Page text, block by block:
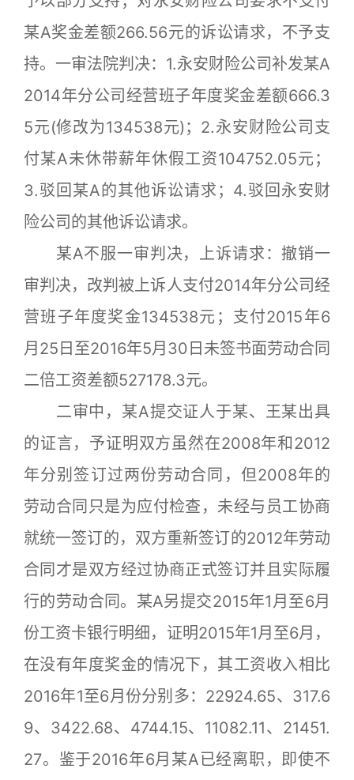
某A奖金差额266.56元的诉讼请求，不予支
持。一审法院判决：1.永安财险公司补发某A
2014年分公司经营班子年度奖金差额666.3
5元(修改为134538元)；2.永安财险公司支
付某A未休带薪年休假工资104752.05元；
3.驳回某A的其他诉讼请求；4.驳回永安财
险公司的其他诉讼请求。
某A不服一审判决，上诉请求：撤销一
审判决，改判被上诉人支付2014年分公司经
营班子年度奖金134538元；支付2015年6
月25日至2016年5月30日未签书面劳动合同
二倍工资差额527178.3元。
二审中，某A提交证人于某、王某出具
的证言，予证明双方虽然在2008年和2012
年分别签订过两份劳动合同，但2008年的
劳动合同只是为应付检查，未经与员工协商
就统一签订的，双方重新签订的2012年劳动
合同才是双方经过协商正式签订并且实际履
行的劳动合同。某A另提交2015年1月至6月
份工资卡银行明细，证明2015年1月至6月，
在没有年度奖金的情况下，其工资收入相比
2016年1至6月份分别多：22924.65、317.6
9、3422.68、4744.15、11082.11、21451.
27。鉴于2016年6月某A已经离职，即使不